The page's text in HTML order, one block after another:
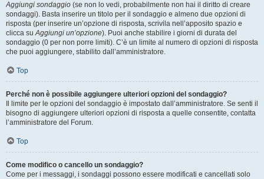
Aggiungi sondaggio (se non lo vedi, probabilmente non hai il diritto di creare
sondaggi). Basta inserire un titolo per il sondaggio e almeno due opzioni di
risposta (per inserire un’opzione di risposta, scrivila nell’apposito spazio e
clicca suAggiungi un’opzione). Puoi anche stabilire i giorni di durata del
sondaggio (0 per non porre limiti). C’è un limite al numero di opzioni di risposta
che puoi aggiungere, stabilito dall’amministratore.
Top
Perché non è possibile aggiungere ulteriori opzioni del sondaggio?
Il limite per le opzioni del sondaggio è impostato dall’amministratore. Se senti il
bisogno di aggiungere ulteriori opzioni di risposta a quelle consentite, contatta
l’amministratore del Forum.
Top
Come modifico o cancello un sondaggio?
Come per i messaggi, i sondaggi possono essere modificati e cancellati solo